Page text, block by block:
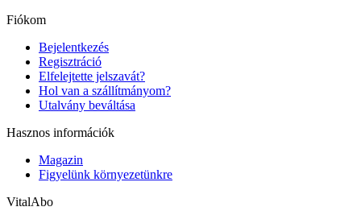
Fiókom
Bejelentkezés
Regisztráció
Elfelejtette jelszavát?
Hol van a szállítmányom?
Utalvány beváltása
Hasznos információk
Magazin
Figyelünk környezetünkre
VitalAbo